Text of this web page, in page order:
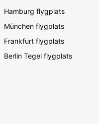
Hamburg flygplats
München flygplats
Frankfurt flygplats
Berlin Tegel flygplats